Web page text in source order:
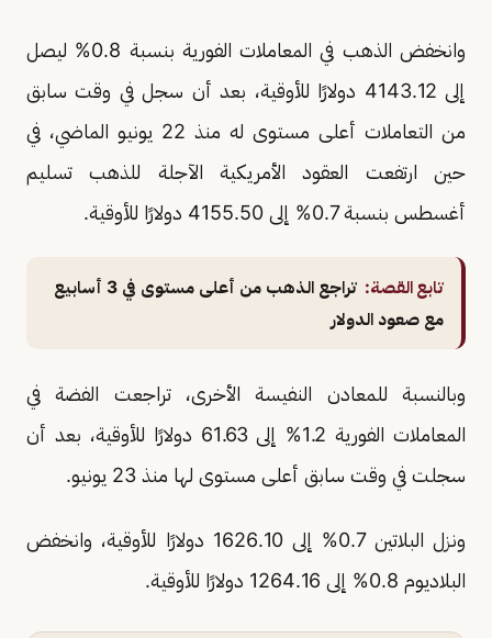
وانخفض الذهب في المعاملات الفورية بنسبة 0.8% ليصل
إلى 4143.12 دولارًا للأوقية، بعد أن سجل في وقت سابق
من التعاملات أعلى مستوى له منذ 22 يونيو الماضي، في
حين ارتفعت العقود الأمريكية الآجلة للذهب تسليم
أغسطس بنسبة 0.7% إلى 4155.50 دولارًا للأوقية.
تابع القصة:
تراجع الذهب من أعلى مستوى في 3 أسابيع
مع صعود الدولار
وبالنسبة للمعادن النفيسة الأخرى، تراجعت الفضة في
المعاملات الفورية 1.2% إلى 61.63 دولارًا للأوقية، بعد أن
سجلت في وقت سابق أعلى مستوى لها منذ 23 يونيو.
ونزل البلاتين 0.7% إلى 1626.10 دولارًا للأوقية، وانخفض
البلاديوم 0.8% إلى 1264.16 دولارًا للأوقية.